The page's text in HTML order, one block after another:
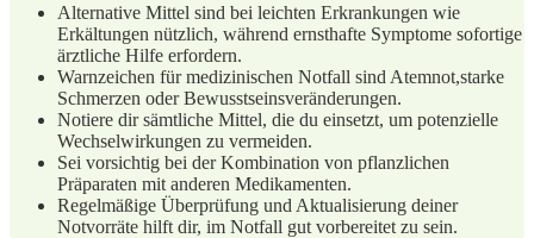
Alternative Mittel sind bei leichten Erkrankungen wie
Erkältungen nützlich, während ernsthafte Symptome sofortige
ärztliche Hilfe erfordern.
Warnzeichen für medizinischen Notfall sind Atemnot,starke
Schmerzen oder Bewusstseinsveränderungen.
Notiere dir sämtliche Mittel, die du ⁣einsetzt, um potenzielle ​
Wechselwirkungen zu vermeiden.
Sei vorsichtig bei der Kombination von pflanzlichen
Präparaten mit anderen​ Medikamenten.
Regelmäßige Überprüfung und Aktualisierung deiner
Notvorräte hilft‌ dir, im Notfall gut vorbereitet zu sein.